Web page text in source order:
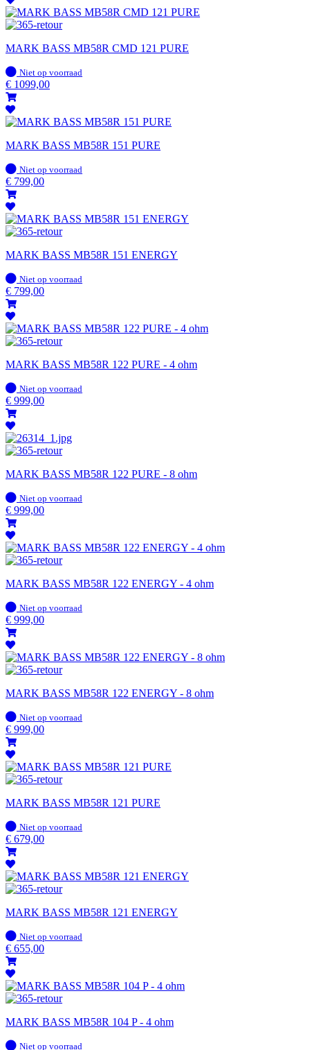
MARK BASS MB58R CMD 121 PURE
Op
voorraad
Niet op voorraad
€ 1099,00
MARK BASS MB58R 151 PURE
Op
voorraad
Niet op voorraad
€ 799,00
MARK BASS MB58R 151 ENERGY
Op
voorraad
Niet op voorraad
€ 799,00
MARK BASS MB58R 122 PURE - 4 ohm
Op
voorraad
Niet op voorraad
€ 999,00
MARK BASS MB58R 122 PURE - 8 ohm
Op
voorraad
Niet op voorraad
€ 999,00
MARK BASS MB58R 122 ENERGY - 4 ohm
Op
voorraad
Niet op voorraad
€ 999,00
MARK BASS MB58R 122 ENERGY - 8 ohm
Op
voorraad
Niet op voorraad
€ 999,00
MARK BASS MB58R 121 PURE
Op
voorraad
Niet op voorraad
€ 679,00
MARK BASS MB58R 121 ENERGY
Op
voorraad
Niet op voorraad
€ 655,00
MARK BASS MB58R 104 P - 4 ohm
Op
Niet op voorraad